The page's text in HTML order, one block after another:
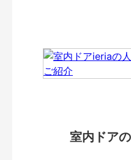
室内ドア